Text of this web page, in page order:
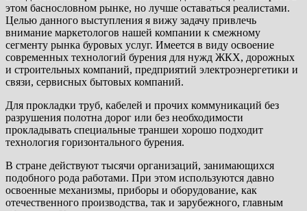
этом баснословном рынке, но лучше оставаться реалистами.
Целью данного выступления я вижу задачу привлечь
внимание маркетологов нашей компании к смежному
сегменту рынка буровых услуг. Имеется в виду освоение
современных технологий бурения для нужд ЖКХ, дорожных
и строительных компаний, предприятий электроэнергетики и
связи, сервисных бытовых компаний.
Для прокладки труб, кабелей и прочих коммуникаций без
разрушения полотна дорог или без необходимости
прокладывать специальные траншеи хорошо подходит
технология горизонтального бурения.
В стране действуют тысячи организаций, занимающихся
подобного рода работами. При этом используются давно
освоенные механизмы, приборы и оборудование, как
отечественного производства, так и зарубежного, главным